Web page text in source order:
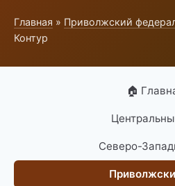
Главная » Приволжский
Контур
🏠
Северо-